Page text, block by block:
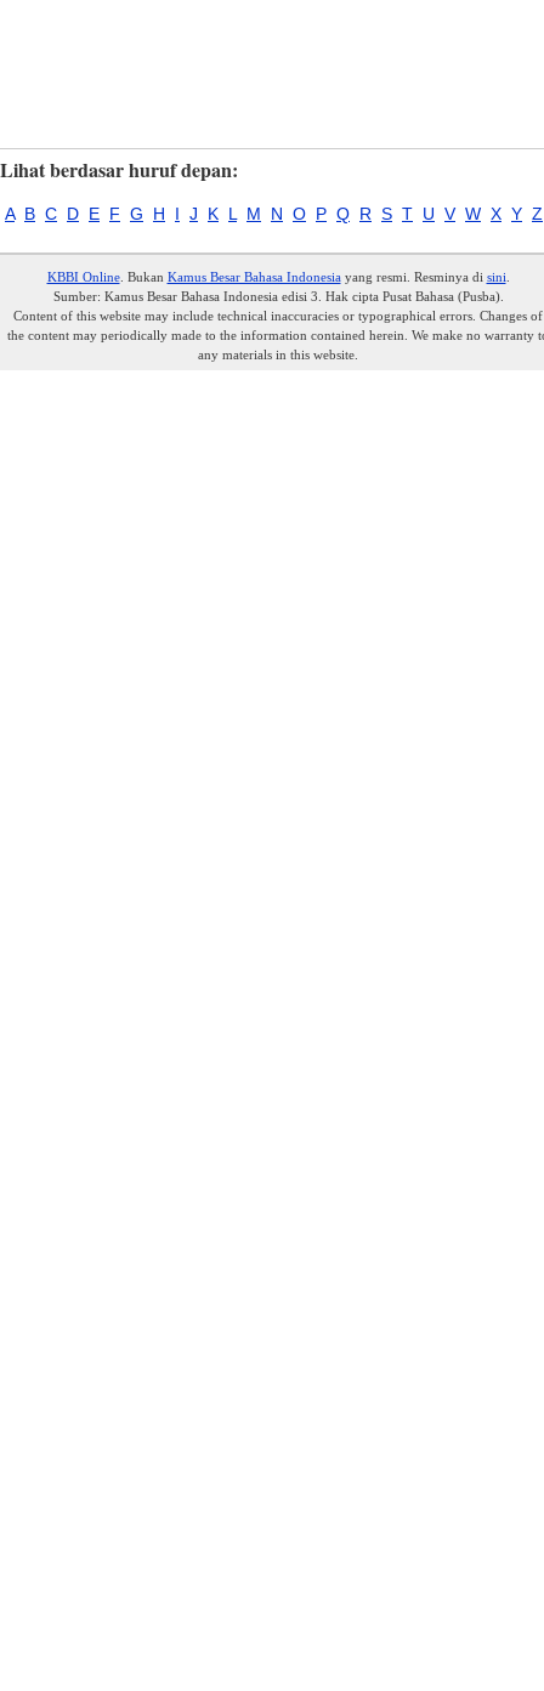
Lihat berdasar huruf depan:
A B C D E F G H I J K L M N O P Q R S T U V W X Y Z
KBBI Online. Bukan Kamus Besar Bahasa Indonesiayang resmi. Resminya di sini
Sumber: Kamus Besar Bahasa Indonesia edisi 3. Hak cipta Pusat Bahasa (Pusba).
Content of this website may include technical inaccuracies or typographical errors. Changes of
the content may periodically made to the information contained herein. We make no warranty
any materials in this website.